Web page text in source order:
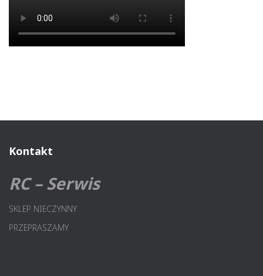
Kontakt
RC – Serwis
SKLEP NIECZYNNY
PRZEPRASZAMY